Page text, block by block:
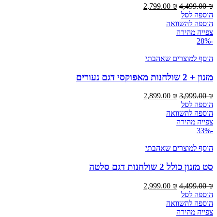
4,499.00₪
המחיר
היה:
4,499.00 ₪.
2,799.00 ₪
הוספה לסל
הוספה להשוואה
צפייה מהירה
-28%
הוסף למוצרים שאהבתי
מזנון + 2 שולחנות מאפוקסי דגם נעורים
3,999.00₪
המחיר
היה:
3,999.00 ₪.
2,899.00 ₪
הוספה לסל
הוספה להשוואה
צפייה מהירה
-33%
הוסף למוצרים שאהבתי
סט מזנון כולל 2 שולחנות דגם סלטה
4,499.00₪
המחיר
היה:
4,499.00 ₪.
2,999.00 ₪
הוספה לסל
הוספה להשוואה
צפייה מהירה